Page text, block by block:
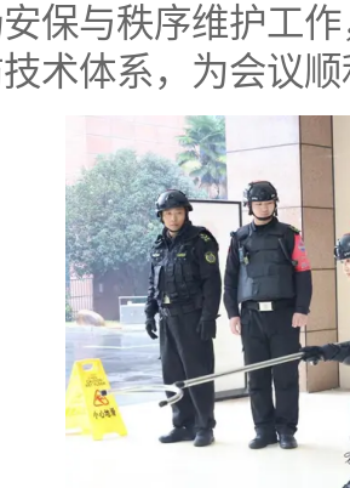
保与秩序维护工
术体系，为会议